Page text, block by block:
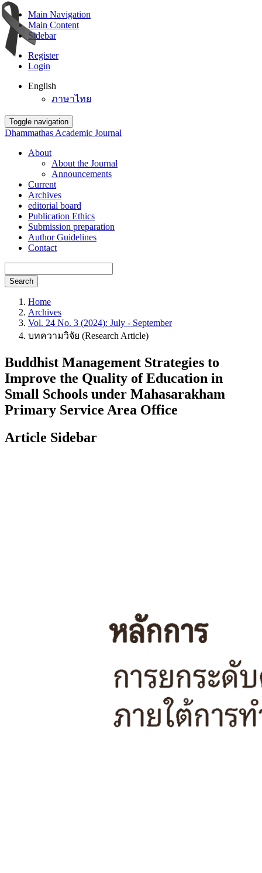
Main Navigation
Main Content
Sidebar
Register
Login
English
ภาษาไทย
Toggle navigation
Dhammathas Academic Journal
About
About the Journal
Announcements
Current
Archives
editorial board
Publication Ethics
Submission preparation
Author Guidelines
Contact
Search
Home
Archives
Vol. 24 No. 3 (2024): July - September
บทความวิจัย (Research Article)
Buddhist Management Strategies to
Improve the Quality of Education in
Small Schools under Mahasarakham
Primary Service Area Office
Article Sidebar